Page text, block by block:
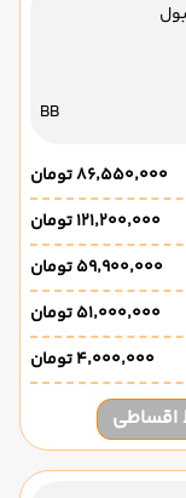
BB
۸۶٬۵۵۰٬۰۰۰ تومان
۱۲۱٬۲۰۰٬۰۰۰ تومان
۵۹٬۹۰۰٬۰۰۰ تومان
۵۱٬۰۰۰٬۰۰۰ تومان
۴٬۰۰۰٬۰۰۰ تومان
اقساطی